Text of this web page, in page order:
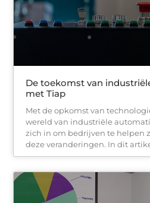
De toekomst van
met Tiap
Met de opkomst van
wereld van industriële
zich in om bedrijven te helpen
deze veranderingen. In dit